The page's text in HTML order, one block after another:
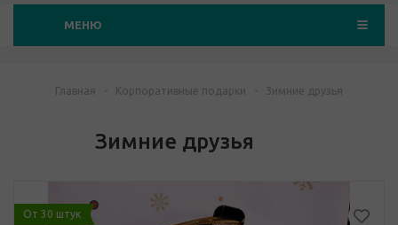
МЕНЮ
Главная - Корпоративные подарки - Зимние друзья
Зимние друзья
От 30 штук